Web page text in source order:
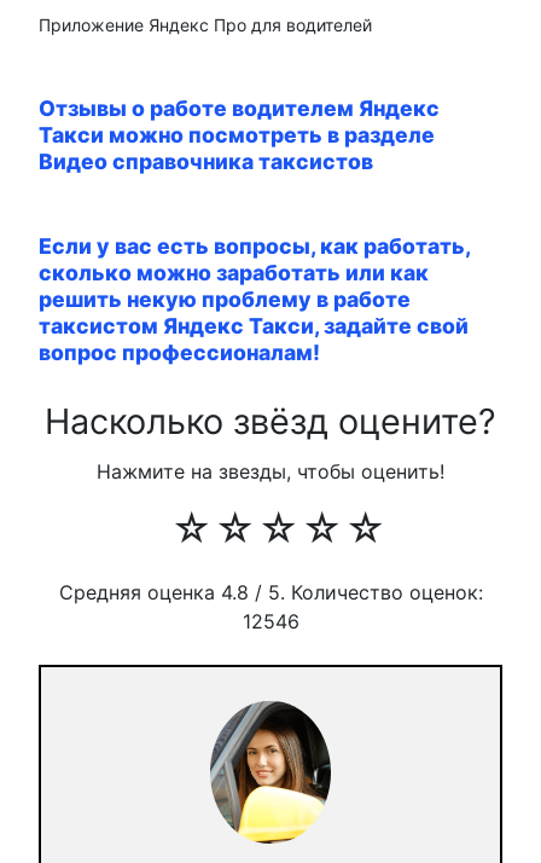
Приложение Яндекс Про для водителей
Отзывы о работе водителем Яндекс
Такси можно посмотреть в разделе
Видео справочника таксистов
Если у вас есть вопросы, как работать,
сколько можно заработать или как
решить некую проблему в работе
таксистом Яндекс Такси, задайте свой
вопрос профессионалам!
Насколько звёзд оцените?
Нажмите на звезды, чтобы оценить!
☆
☆
☆
☆
☆
Средняя оценка 4.8 / 5. Количество оценок:
12546